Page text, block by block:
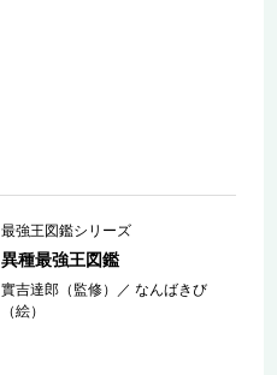
最強王図鑑シリーズ
異種最強王図鑑
實吉達郎（監修） ／なんばきび
（絵）